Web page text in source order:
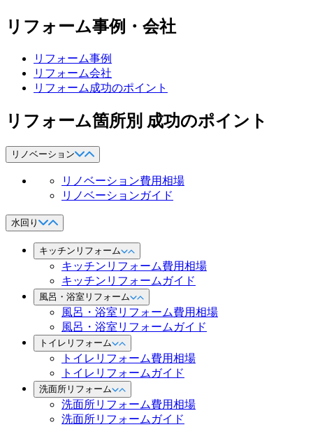
リフォーム事例・会社
リフォーム事例
リフォーム会社
リフォーム成功のポイント
リフォーム箇所別 成功のポイント
リノベーション
リノベーション費用相場
リノベーションガイド
水回り
キッチンリフォーム
キッチンリフォーム費用相場
キッチンリフォームガイド
風呂・浴室リフォーム
風呂・浴室リフォーム費用相場
風呂・浴室リフォームガイド
トイレリフォーム
トイレリフォーム費用相場
トイレリフォームガイド
洗面所リフォーム
洗面所リフォーム費用相場
洗面所リフォームガイド